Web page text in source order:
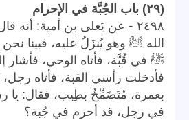
(٢٩) باب الجُبَّة في الإحرام
٢٤٩٨ - عن يَعلى بن أمية: أنه
الله ﷺ وهو يُنزَلُ عليه، فبينا نحن
ﷺ في قُبَّة، فأتاه الوحي، فأشار
فأدخلت رأسي القبة، فأتاه
بعمرة، مُتَضَمِّخٌ بطِيب، فقال: يا
في رجل، قد أحرم في جُبة؟